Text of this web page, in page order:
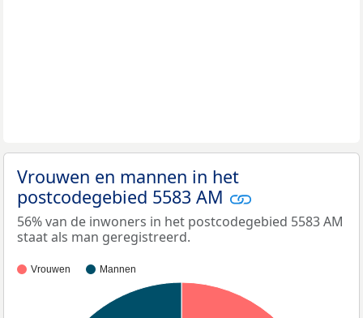
Vrouwen en mannen in het
postcodegebied 5583 AM
56% van de inwoners in het postcodegebied 5583 AM
staat als man geregistreerd.
Vrouwen Mannen